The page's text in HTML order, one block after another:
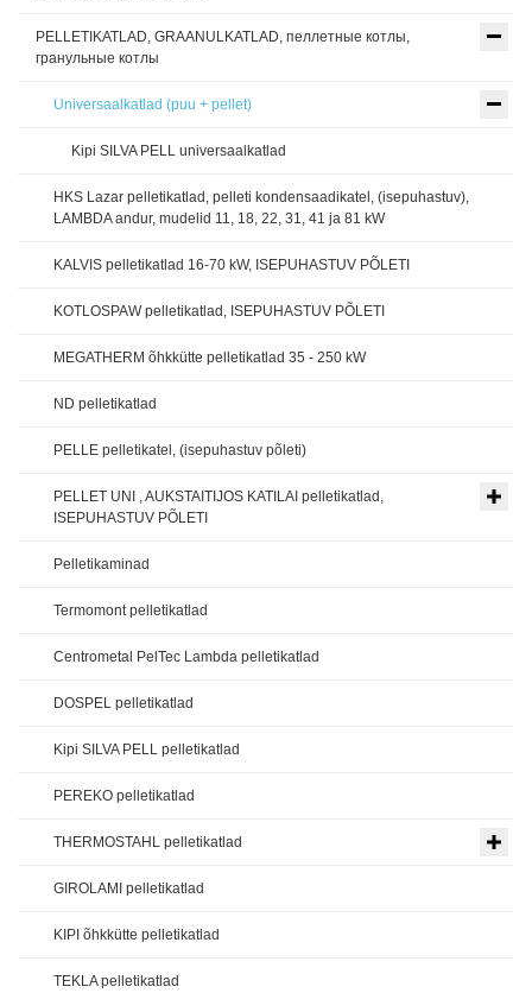
PELLETIKATLAD, GRAANULKATLAD, пеллетные котлы,
гранульные котлы
Universaalkatlad (puu + pellet)
Kipi SILVA PELL universaalkatlad
HKS Lazar pelletikatlad, pelleti kondensaadikatel, (isepuhastuv),
LAMBDA andur, mudelid 11, 18, 22, 31, 41 ja 81 kW
KALVIS pelletikatlad 16-70 kW, ISEPUHASTUV PÕLETI
KOTLOSPAW pelletikatlad, ISEPUHASTUV PÕLETI
MEGATHERM õhkkütte pelletikatlad 35 - 250 kW
ND pelletikatlad
PELLE pelletikatel, (isepuhastuv põleti)
PELLET UNI , AUKSTAITIJOS KATILAI pelletikatlad,
ISEPUHASTUV PÕLETI
Pelletikaminad
Termomont pelletikatlad
Centrometal PelTec Lambda pelletikatlad
DOSPEL pelletikatlad
Kipi SILVA PELL pelletikatlad
PEREKO pelletikatlad
THERMOSTAHL pelletikatlad
GIROLAMI pelletikatlad
KIPI õhkkütte pelletikatlad
TEKLA pelletikatlad